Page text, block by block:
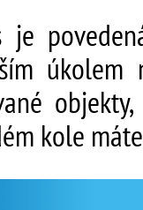
je
kole